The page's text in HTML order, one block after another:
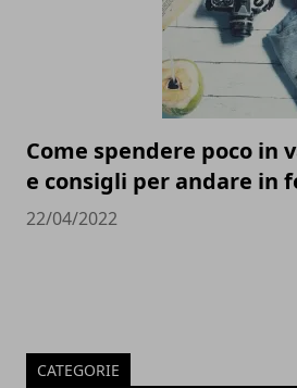
Come spendere poco in
e consigli per andare in
22/04/2022
CATEGORIE